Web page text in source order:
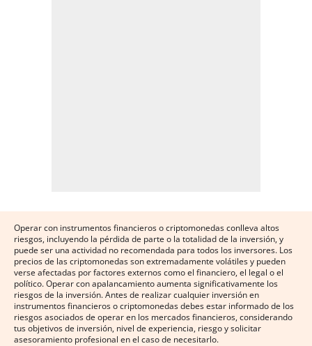
Operar con instrumentos financieros o criptomonedas conlleva altos
riesgos, incluyendo la pérdida de parte o la totalidad de la inversión, y
puede ser una actividad no recomendada para todos los inversores. Los
precios de las criptomonedas son extremadamente volátiles y pueden
verse afectadas por factores externos como el financiero, el legal o el
político. Operar con apalancamiento aumenta significativamente los
riesgos de la inversión. Antes de realizar cualquier inversión en
instrumentos financieros o criptomonedas debes estar informado de los
riesgos asociados de operar en los mercados financieros, considerando
tus objetivos de inversión, nivel de experiencia, riesgo y solicitar
asesoramiento profesional en el caso de necesitarlo.